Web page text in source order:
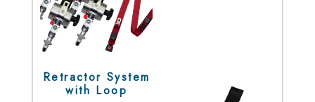
Retractor System
with Loop